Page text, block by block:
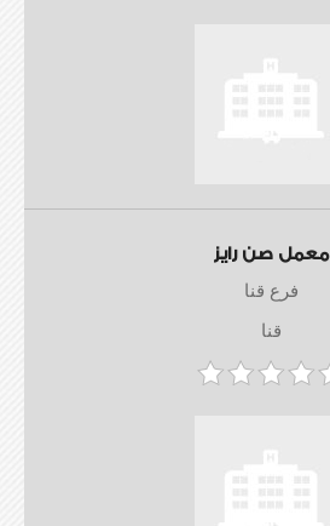
معمل صن رايز
فرع قنا
قنا